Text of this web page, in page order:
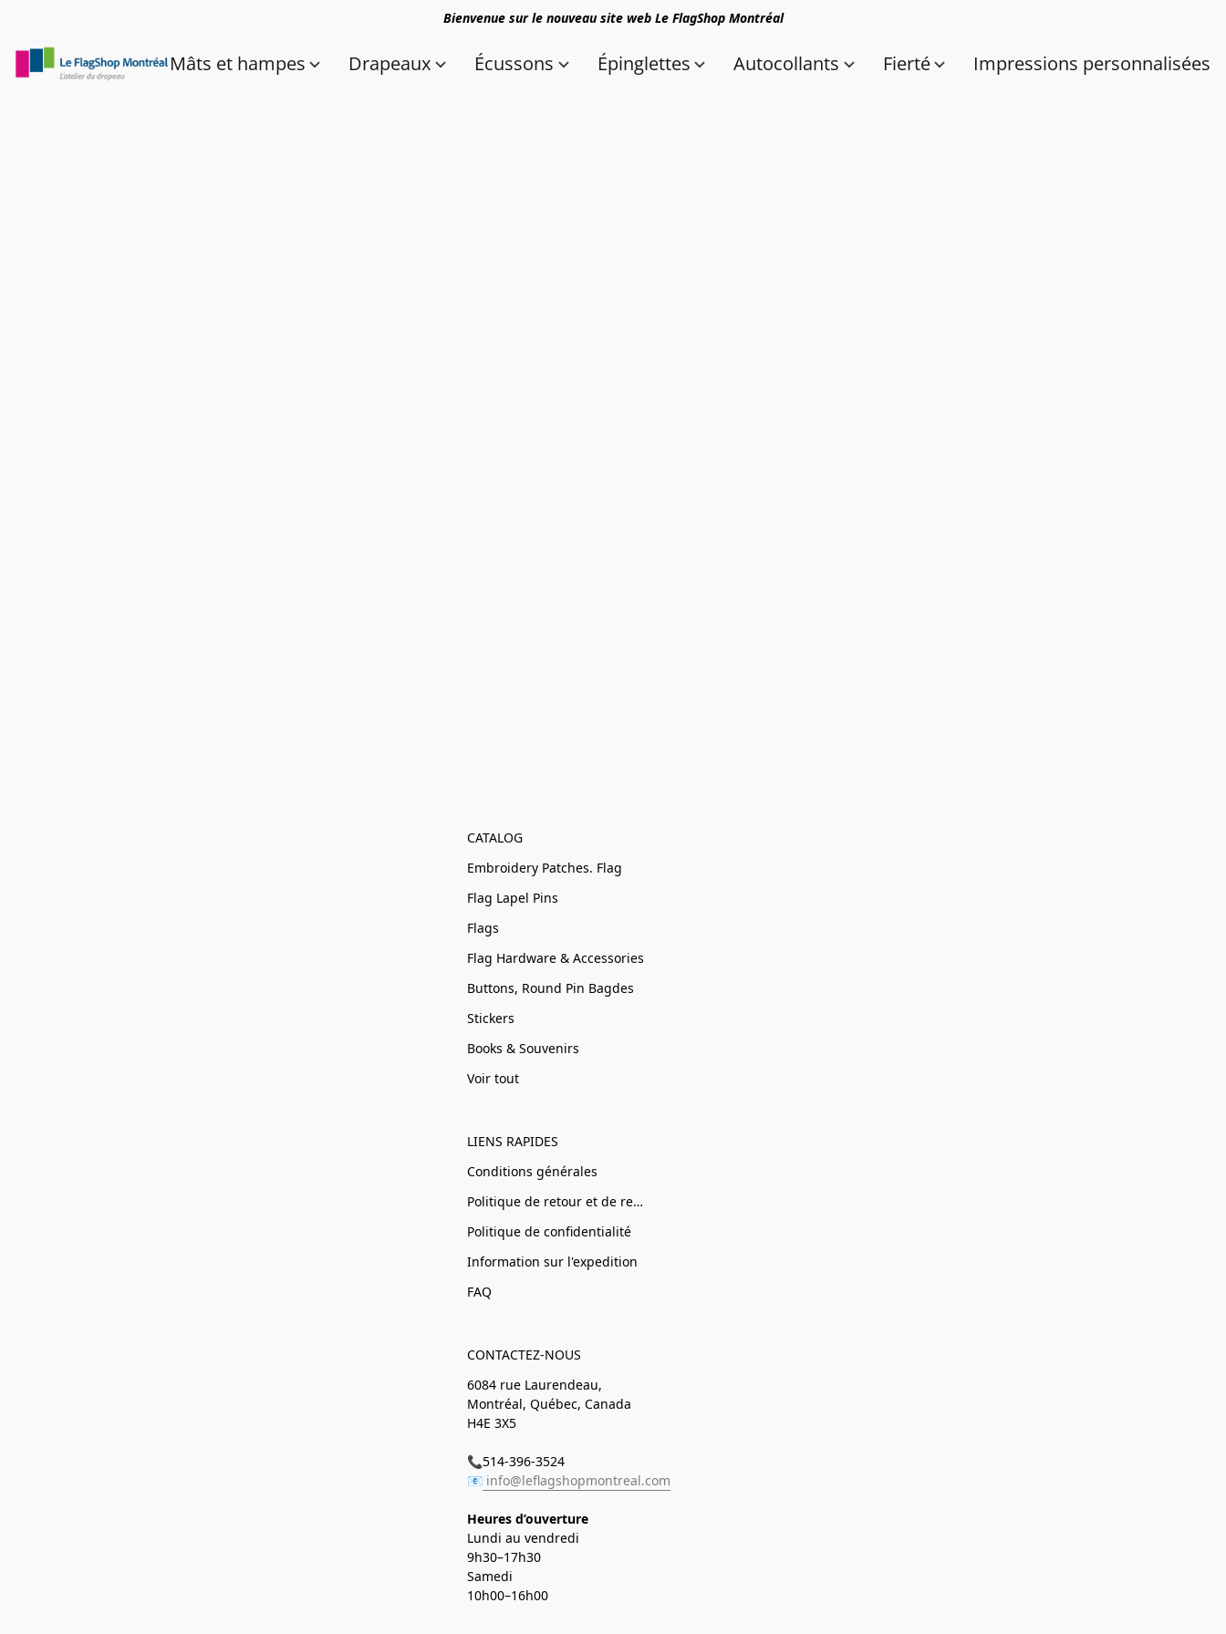
Bienvenue sur le nouveau site web Le FlagShop Montréal
Mâts et hampes Drapeaux Écussons Épinglettes Autocollants Fierté Impressions personnalisées
CATALOG
Embroidery Patches. Flag
Flag Lapel Pins
Flags
Flag Hardware & Accessories
Buttons, Round Pin Bagdes
Stickers
Books & Souvenirs
Voir tout
LIENS RAPIDES
Conditions générales
Politique de retour et de remboursement
Politique de confidentialité
Information sur l'expedition
FAQ
CONTACTEZ-NOUS
6084 rue Laurendeau,
Montréal, Québec, Canada
H4E 3X5
📞514-396-3524
📧 info@leflagshopmontreal.com
Heures d’ouverture
Lundi au vendredi
9h30–17h30
Samedi
10h00–16h00